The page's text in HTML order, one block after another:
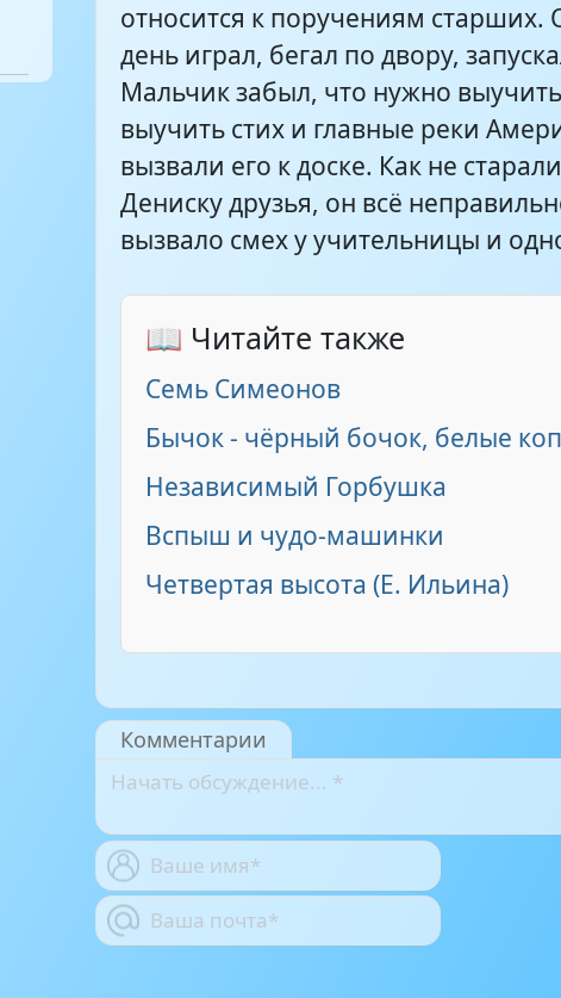
относится к поручениям старших.
день играл, бегал по двору,
Мальчик забыл, что нужно
выучить стих и главные реки
вызвали его к доске. Как не
Дениску друзья, он всё
вызвало смех у учительницы и
📖 Читайте также
Семь Симеонов
Бычок - чёрный бочок, белые
Независимый Горбушка
Вспыш и чудо-машинки
Четвертая высота (Е. Ильина)
Комментарии